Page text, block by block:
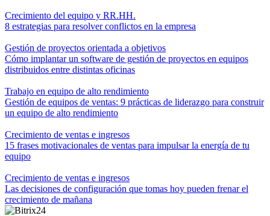
Crecimiento del equipo y RR.HH.
8 estrategias para resolver conflictos en la empresa
Gestión de proyectos orientada a objetivos
Cómo implantar un software de gestión de proyectos en equipos
distribuidos entre distintas oficinas
Trabajo en equipo de alto rendimiento
Gestión de equipos de ventas: 9 prácticas de liderazgo para construir
un equipo de alto rendimiento
Crecimiento de ventas e ingresos
15 frases motivacionales de ventas para impulsar la energía de tu
equipo
Crecimiento de ventas e ingresos
Las decisiones de configuración que tomas hoy pueden frenar el
crecimiento de mañana